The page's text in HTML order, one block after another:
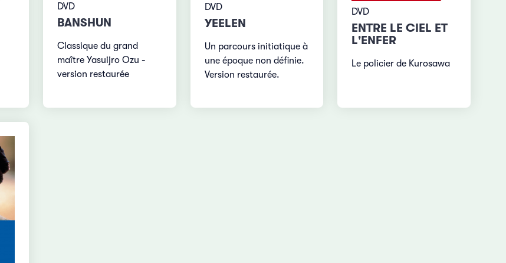
DVD
BANSHUN
Classique du grand
maître Yasuijro Ozu -
version restaurée
DVD
YEELEN
Un parcours initiatique à
une époque non définie.
Version restaurée.
DVD
ENTRE LE CIEL ET
L'ENFER
Le policier de Kurosawa